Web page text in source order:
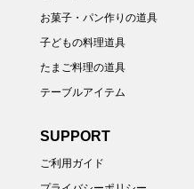
お菓子・パン作りの道具
子どもの料理道具
たまご料理の道具
テーブルアイテム
SUPPORT
ご利用ガイド